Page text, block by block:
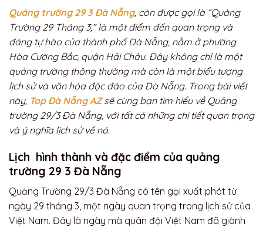
Quảng trường 29 3 Đà Nẵng, còn được gọi là “Quảng
Trường 29 Tháng 3,” là một điểm đến quan trọng và
đáng tự hào của thành phố Đà Nẵng, nằm ở phường
Hòa Cường Bắc, quận Hải Châu. Đây không chỉ là một
quảng trường thông thường mà còn là một biểu tượng
lịch sử và văn hóa độc đáo của Đà Nẵng. Trong bài viết
này, Top Đà Nẵng AZsẽ cùng bạn tìm hiểu về Quảng
trường 29/3 Đà Nẵng, với tất cả những chi tiết quan trọng
và ý nghĩa lịch sử về nó.
Lịch hình thành và đặc điểm của quảng
trường 29 3 Đà Nẵng
Quảng Trường 29/3 Đà Nẵng có tên gọi xuất phát từ
ngày 29 tháng 3, một ngày quan trọng trong lịch sử của
Việt Nam. Đây là ngày mà quân đội Việt Nam đã giành